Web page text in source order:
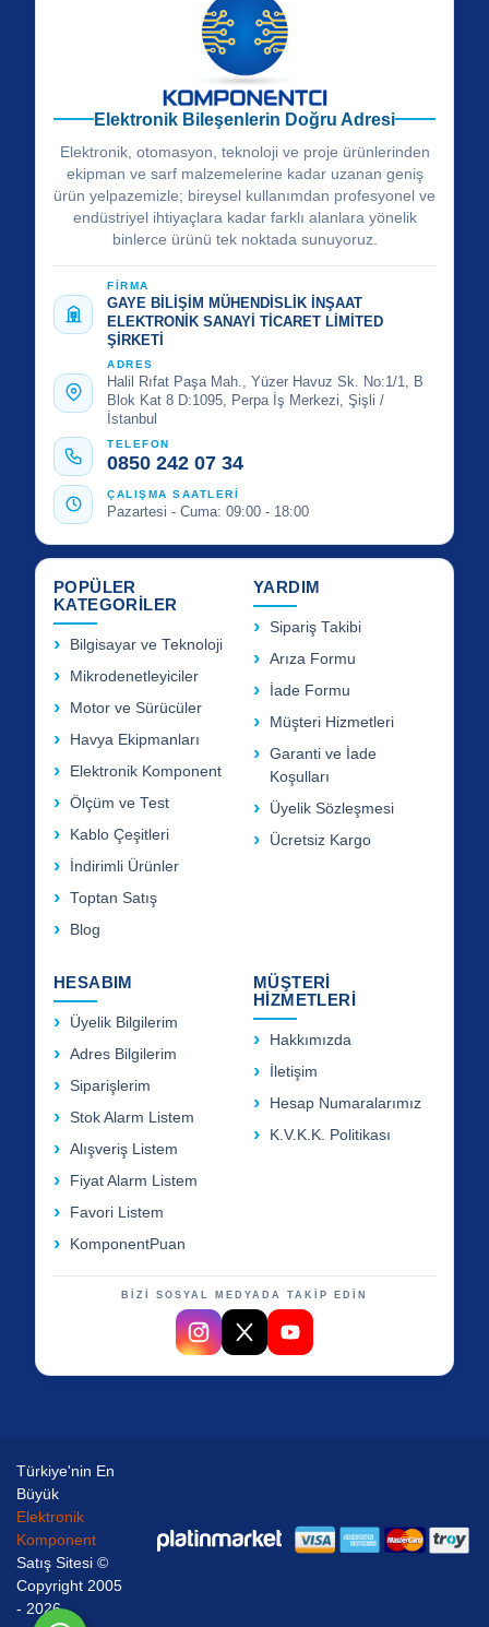
Elektronik Bileşenlerin Doğru Adresi
Elektronik, otomasyon, teknoloji ve proje ürünlerinden
ekipman ve sarf malzemelerine kadar uzanan geniş
ürün yelpazemizle; bireysel kullanımdan profesyonel ve
endüstriyel ihtiyaçlara kadar farklı alanlara yönelik
binlerce ürünü tek noktada sunuyoruz.
FİRMA
GAYE BİLİŞİM MÜHENDİSLİK İNŞAAT
ELEKTRONİK SANAYİ TİCARET LİMİTED
ŞİRKETİ
ADRES
Halil Rıfat Paşa Mah., Yüzer Havuz Sk. No:1/1, B
Blok Kat 8 D:1095, Perpa İş Merkezi, Şişli /
İstanbul
TELEFON
0850 242 07 34
ÇALIŞMA SAATLERİ
Pazartesi - Cuma: 09:00 - 18:00
POPÜLER
KATEGORİLER
Bilgisayar ve Teknoloji
Mikrodenetleyiciler
Motor ve Sürücüler
Havya Ekipmanları
Elektronik Komponent
Ölçüm ve Test
Kablo Çeşitleri
İndirimli Ürünler
Toptan Satış
Blog
YARDIM
Sipariş Takibi
Arıza Formu
İade Formu
Müşteri Hizmetleri
Garanti ve İade
Koşulları
Üyelik Sözleşmesi
Ücretsiz Kargo
HESABIM
Üyelik Bilgilerim
Adres Bilgilerim
Siparişlerim
Stok Alarm Listem
Alışveriş Listem
Fiyat Alarm Listem
Favori Listem
KomponentPuan
MÜŞTERİ
HİZMETLERİ
Hakkımızda
İletişim
Hesap Numaralarımız
K.V.K.K. Politikası
BİZİ SOSYAL MEDYADA TAKİP EDİN
Türkiye'nin En
Büyük
Elektronik
Komponent
Satış Sitesi ©
Copyright 2005
- 2026